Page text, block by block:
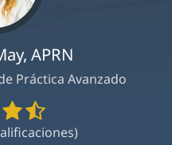
APRN
Práctica Avanzado
Calificaciones